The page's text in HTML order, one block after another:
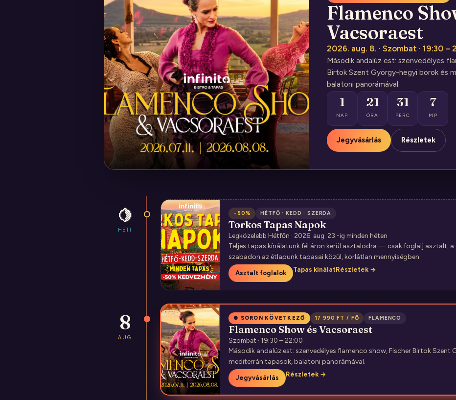
Flamenco
Vacsoraest
2026. aug. 8. · Szombat · 19:30 –
Második andalúz est: szenvedélyes
Birtok Szent György-hegyi borok és
balatoni panorámával.
1
NAP
21
ÓRA
31
PERC
6
MP
Jegyvásárlás Részletek
🍋
HETI
−50% HÉTFŐ · KEDD · SZERDA
Torkos Tapas Napok
Legközelebb Hétfőn · 2026. aug. 23.-ig minden héten
Teljes tapas kínálatunk fél áron kerül asztalodra — csak foglalj asztalt,
szabadon az étlapunk tapasai közül, korlátlan mennyiségben.
Asztalt foglalok Tapas kínálatRészletek →
8
AUG
● SORON KÖVETKEZŐ 17 990 FT / FŐ FLAMENCO
Flamenco Show és Vacsoraest
Szombat · 19:30 – 22:00
Második andalúz est: szenvedélyes flamenco show, Fischer Birtok Szent
mediterrán tapasok, balatoni panorámával.
Jegyvásárlás Részletek →